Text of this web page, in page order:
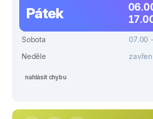
Pátek
Sobota
07.00
Neděle
nahlásit chybu